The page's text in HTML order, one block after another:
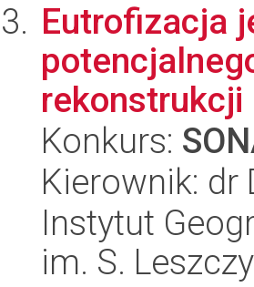
Eutrofizacja
Konkurs:
Kierownik: dr
Instytut
im. S.